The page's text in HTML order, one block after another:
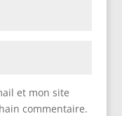
et mon site
commentaire.